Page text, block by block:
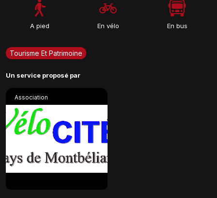
A pied En vélo En bus
Tourisme Et Patrimoine
Un service proposé par
Association